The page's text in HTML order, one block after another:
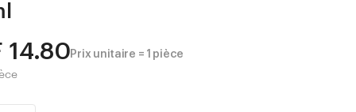
14.80Prix unitaire = 1 pièce